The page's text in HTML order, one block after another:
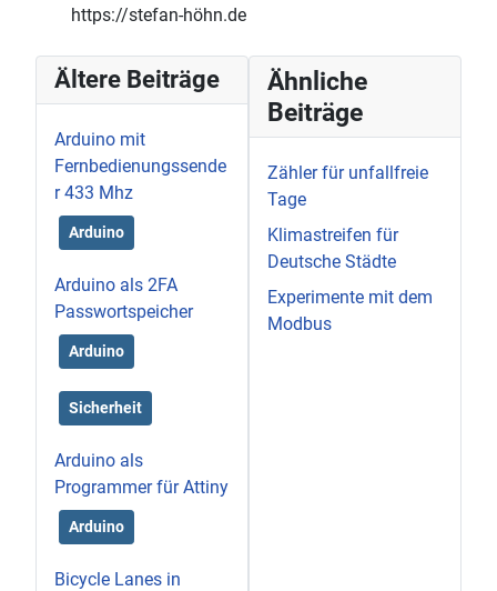
https://stefan-höhn.de
Ältere Beiträge
Arduino mit
Fernbedienungssende
r 433 Mhz
Arduino
Arduino als 2FA
Passwortspeicher
Arduino
Sicherheit
Arduino als
Programmer für Attiny
Arduino
Bicycle Lanes in
Ähnliche
Beiträge
Zähler für unfallfreie
Tage
Klimastreifen für
Deutsche Städte
Experimente mit dem
Modbus